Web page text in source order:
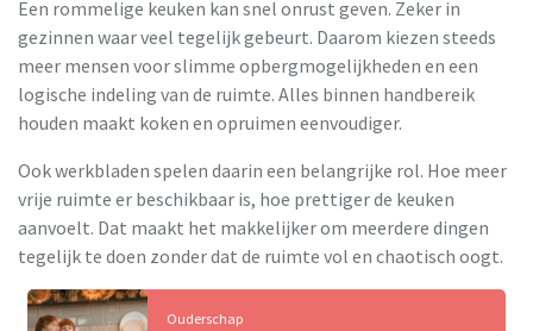
Een rommelige keuken kan snel onrust geven. Zeker in
gezinnen waar veel tegelijk gebeurt. Daarom kiezen steeds
meer mensen voor slimme opbergmogelijkheden en een
logische indeling van de ruimte. Alles binnen handbereik
houden maakt koken en opruimen eenvoudiger.
Ook werkbladen spelen daarin een belangrijke rol. Hoe meer
vrije ruimte er beschikbaar is, hoe prettiger de keuken
aanvoelt. Dat maakt het makkelijker om meerdere dingen
tegelijk te doen zonder dat de ruimte vol en chaotisch oogt.
Ouderschap